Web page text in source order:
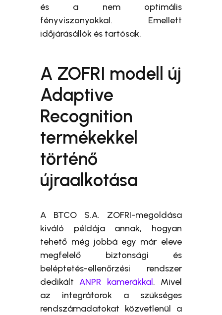
és a nem optimális
fényviszonyokkal. Emellett
időjárásállók és tartósak.
A ZOFRI modell új
Adaptive
Recognition
termékekkel
történő
újraalkotása
A BTCO S.A. ZOFRI-megoldása
kiváló példája annak, hogyan
tehető még jobbá egy már eleve
megfelelő biztonsági és
beléptetés-ellenőrzési rendszer
dedikáltANPR kamerákkal. Mivel
az integrátorok a szükséges
rendszámadatokat közvetlenül a